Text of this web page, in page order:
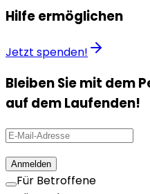
Hilfe ermöglichen
Jetzt spenden!
Bleiben Sie mit dem
auf dem Laufenden!
Anmelden
Für Betroffene